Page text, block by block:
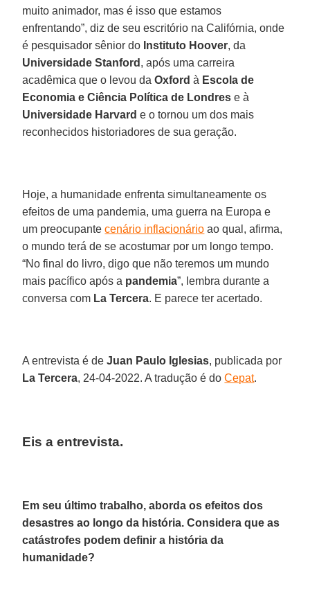
muito animador, mas é isso que estamos
enfrentando”, diz de seu escritório na Califórnia, onde
é pesquisador sênior do Instituto Hoover, da
Universidade Stanford , após uma carreira
acadêmica que o levou daOxford à Escola de
Economia e Ciência Política de Londres e à
Universidade Harvard e o tornou um dos mais
reconhecidos historiadores de sua geração.
Hoje, a humanidade enfrenta simultaneamente os
efeitos de uma pandemia, uma guerra na Europa e
um preocupantecenário inflacionário ao qual, afirma,
o mundo terá de se acostumar por um longo tempo.
“No final do livro, digo que não teremos um mundo
mais pacífico após a pandemia”, lembra durante a
conversa com La Tercera. E parece ter acertado.
A entrevista é deJuan Paulo Iglesias, publicada por
La Tercera, 24-04-2022. A tradução é doCepat.
Eis a entrevista.
Em seu último trabalho, aborda os efeitos dos
desastres ao longo da história. Considera que as
catástrofes podem definir a história da
humanidade?